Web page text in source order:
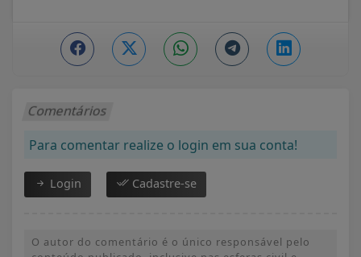
Comentários
Para comentar realize o login em sua conta!
Login Cadastre-se
O autor do comentário é o único responsável pelo